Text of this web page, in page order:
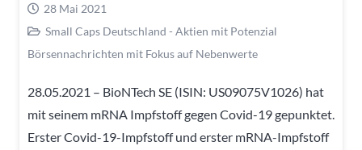
28 Mai 2021
Small Caps Deutschland - Aktien mit Potenzial
Börsennachrichten mit Fokus auf Nebenwerte
28.05.2021 – BioNTech SE (ISIN: US09075V1026) hat
mit seinem mRNA Impfstoff gegen Covid-19 gepunktet.
Erster Covid-19-Impfstoff und erster mRNA-Impfstoff